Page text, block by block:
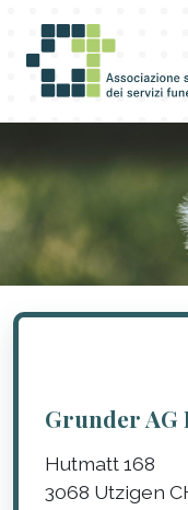
Grunder AG
Hutmatt 168
3068 Utzigen